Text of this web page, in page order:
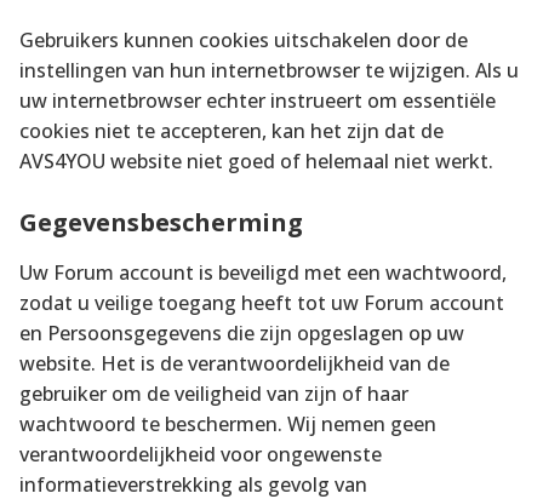
Gebruikers kunnen cookies uitschakelen door de
instellingen van hun internetbrowser te wijzigen. Als u
uw internetbrowser echter instrueert om essentiële
cookies niet te accepteren, kan het zijn dat de
AVS4YOU website niet goed of helemaal niet werkt.
Gegevensbescherming
Uw Forum account is beveiligd met een wachtwoord,
zodat u veilige toegang heeft tot uw Forum account
en Persoonsgegevens die zijn opgeslagen op uw
website. Het is de verantwoordelijkheid van de
gebruiker om de veiligheid van zijn of haar
wachtwoord te beschermen. Wij nemen geen
verantwoordelijkheid voor ongewenste
informatieverstrekking als gevolg van